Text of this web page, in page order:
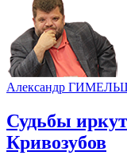
Александр
Судьбы
Кривозубов